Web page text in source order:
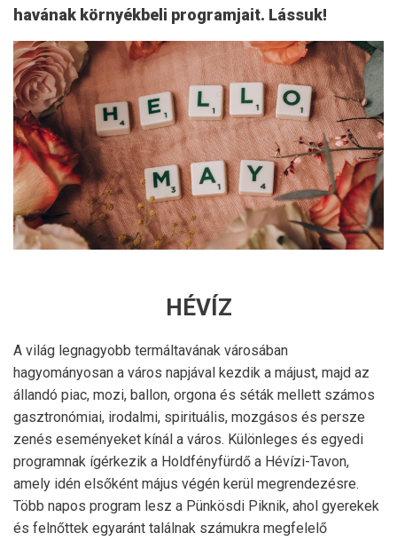
havának környékbeli programjait. Lássuk!
HÉVÍZ
A világ legnagyobb termáltavának városában
hagyományosan a város napjával kezdik a májust, majd az
állandó piac, mozi, ballon, orgona és séták mellett számos
gasztronómiai, irodalmi, spirituális, mozgásos és persze
zenés eseményeket kínál a város. Különleges és egyedi
programnak ígérkezik a Holdfényfürdő a Hévízi-Tavon,
amely idén elsőként május végén kerül megrendezésre.
Több napos program lesz a Pünkösdi Piknik, ahol gyerekek
és felnőttek egyaránt találnak számukra megfelelő